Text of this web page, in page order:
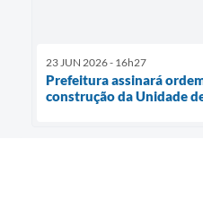
23 JUN 2026 - 16h27
Prefeitura assinará
construção da Unidade